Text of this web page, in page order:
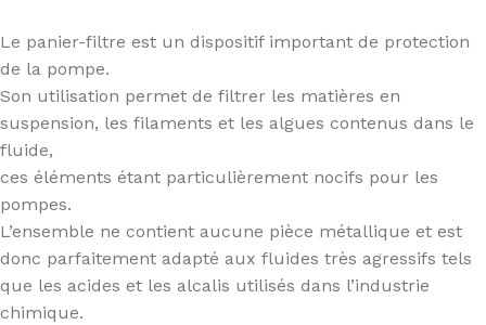
Le panier-filtre est un dispositif important de protection
de la pompe.
Son utilisation permet de filtrer les matières en
suspension, les filaments et les algues contenus dans le
fluide,
ces éléments étant particulièrement nocifs pour les
pompes.
L’ensemble ne contient aucune pièce métallique et est
donc parfaitement adapté aux fluides très agressifs tels
que les acides et les alcalis utilisés dans l’industrie
chimique.